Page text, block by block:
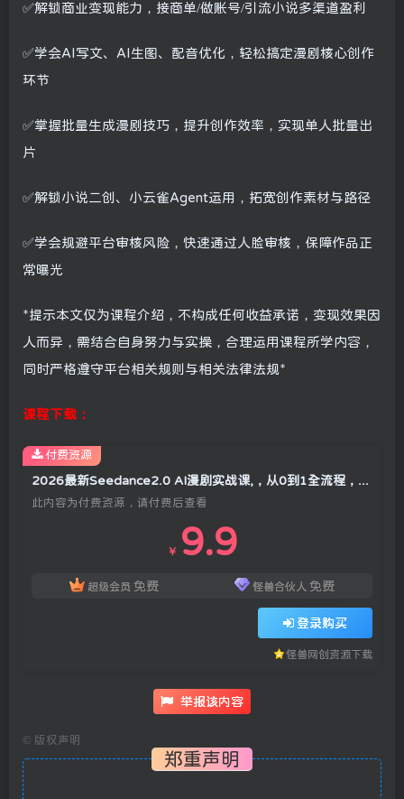
✅解锁商业变现能力，接商单/做账号/引流小说多渠道盈利
✅学会AI写文、AI生图、配音优化，轻松搞定漫剧核心创作
环节
✅掌握批量生成漫剧技巧，提升创作效率，实现单人批量出
片
✅解锁小说二创、小云雀Agent运用，拓宽创作素材与路径
✅学会规避平台审核风险，快速通过人脸审核，保障作品正
常曝光
*提示本文仅为课程介绍，不构成任何收益承诺，变现效果因
人而异，需结合自身努力与实操，合理运用课程所学内容，
同时严格遵守平台相关规则与相关法律法规*
课程下载：
此内容为付费资源，请付费后查看
￥ 9.9
超级会员 免费 怪兽合伙人 免费
登录购买
怪兽网创资源下载
付费资源
举报该内容
© 版权声明
郑重声明